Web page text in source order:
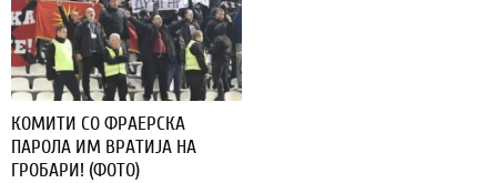
КОМИТИ СО ФРАЕРСКА
ПАРОЛА ИМ ВРАТИЈА НА
ГРОБАРИ! (ФОТО)